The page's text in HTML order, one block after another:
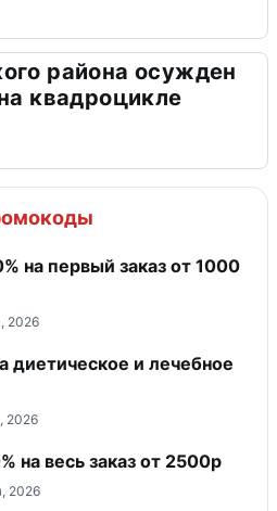
района осужден
квадроцикле
на первый заказ от 1000
2026
диетическое и лечебное
2026
на весь заказ от 2500р
2026